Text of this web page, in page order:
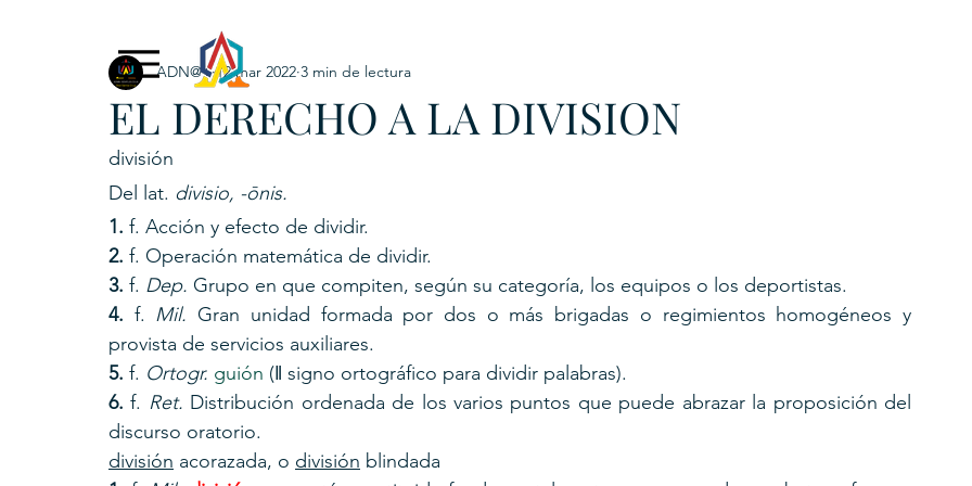
Exclusive Content ADNPL IGRP LATAM2021
EL DERECHO A LA DIVISION
ADN@+ 12 mar 2022 3 min de lectura
división
Del lat. divisio, -ōnis.
1. f. Acción y efecto de dividir.
2. f. Operación matemática de dividir.
3. f. Dep. Grupo en que compiten, según su categoría, los equipos o los deportistas.
4. f. Mil. Gran unidad formada por dos o más brigadas o regimientos homogéneos y
provista de servicios auxiliares.
5. f. Ortogr. guión (‖ signo ortográfico para dividir palabras).
6. f. Ret. Distribución ordenada de los varios puntos que puede abrazar la proposición del
discurso oratorio.
división acorazada, o división blindada